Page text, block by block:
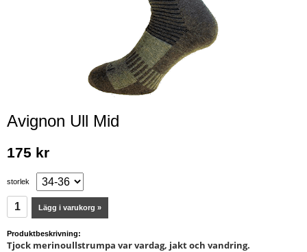
Avignon Ull Mid
175 kr
storlek
Lägg i varukorg »
Produktbeskrivning:
Tjock merinoullstrumpa var vardag, jakt och vandring.